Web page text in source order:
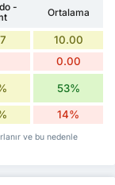
-
Ortalama
10.00
0.00
53%
14%
ve bu nedenle